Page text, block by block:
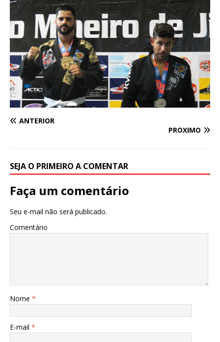
ANTERIOR
PRÓXIMO
SEJA O PRIMEIRO A COMENTAR
Faça um comentário
Seu e-mail não será publicado.
Comentário
Nome *
E-mail *